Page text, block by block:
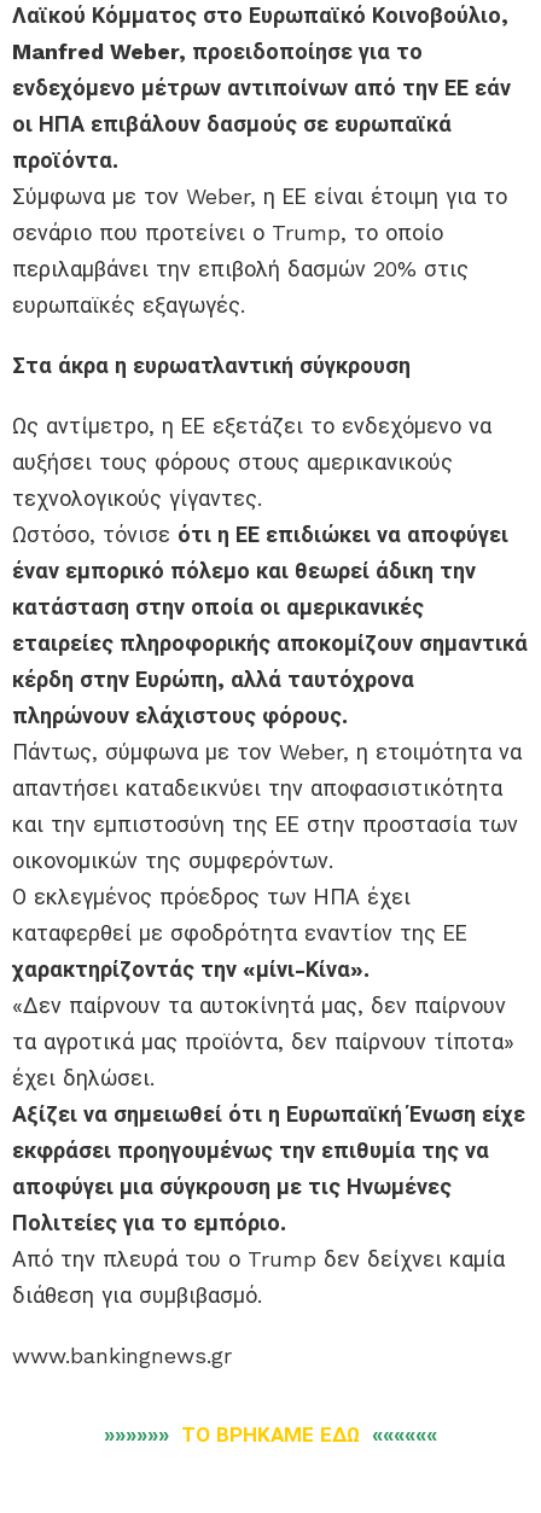
Λαϊκού Κόμματος στο Ευρωπαϊκό Κοινοβούλιο,
Manfred Weber, προειδοποίησε για το
ενδεχόμενο μέτρων αντιποίνων από την ΕΕ εάν
οι ΗΠΑ επιβάλουν δασμούς σε ευρωπαϊκά
προϊόντα.
Σύμφωνα με τον Weber, η ΕΕ είναι έτοιμη για το
σενάριο που προτείνει ο Trump, το οποίο
περιλαμβάνει την επιβολή δασμών 20% στις
ευρωπαϊκές εξαγωγές.
Στα άκρα η ευρωατλαντική σύγκρουση
Ως αντίμετρο, η ΕΕ εξετάζει το ενδεχόμενο να
αυξήσει τους φόρους στους αμερικανικούς
τεχνολογικούς γίγαντες.
Ωστόσο, τόνισε ότι η ΕΕ επιδιώκει να αποφύγει
έναν εμπορικό πόλεμο και θεωρεί άδικη την
κατάσταση στην οποία οι αμερικανικές
εταιρείες πληροφορικής αποκομίζουν σημαντικά
κέρδη στην Ευρώπη, αλλά ταυτόχρονα
πληρώνουν ελάχιστους φόρους.
Πάντως, σύμφωνα με τον Weber, η ετοιμότητα να
απαντήσει καταδεικνύει την αποφασιστικότητα
και την εμπιστοσύνη της ΕΕ στην προστασία των
οικονομικών της συμφερόντων.
Ο εκλεγμένος πρόεδρος των ΗΠΑ έχει
καταφερθεί με σφοδρότητα εναντίον της ΕΕ
χαρακτηρίζοντάς την «μίνι-Κίνα».
«Δεν παίρνουν τα αυτοκίνητά μας, δεν παίρνουν
τα αγροτικά μας προϊόντα, δεν παίρνουν τίποτα»
έχει δηλώσει.
Αξίζει να σημειωθεί ότι η Ευρωπαϊκή Ένωση είχε
εκφράσει προηγουμένως την επιθυμία της να
αποφύγει μια σύγκρουση με τις Ηνωμένες
Πολιτείες για το εμπόριο.
Από την πλευρά του ο Trump δεν δείχνει καμία
διάθεση για συμβιβασμό.
www.bankingnews.gr
»»»»»» ΤΟ ΒΡΗΚΑΜΕ ΕΔΩ ««««««